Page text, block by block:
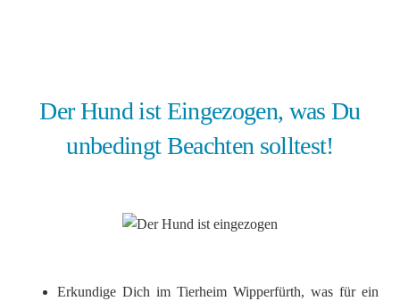
Der Hund ist Eingezogen, was Du
unbedingt Beachten solltest!
Erkundige Dich im Tierheim Wipperfürth, was für ein